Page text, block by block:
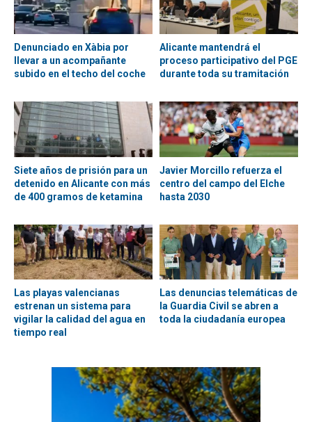
Denunciado en Xàbia por
llevar a un acompañante
subido en el techo del coche
Alicante mantendrá el
proceso participativo del PGE
durante toda su tramitación
Siete años de prisión para un
detenido en Alicante con más
de 400 gramos de ketamina
Javier Morcillo refuerza el
centro del campo del Elche
hasta 2030
Las playas valencianas
estrenan un sistema para
vigilar la calidad del agua en
tiempo real
Las denuncias telemáticas de
la Guardia Civil se abren a
toda la ciudadanía europea